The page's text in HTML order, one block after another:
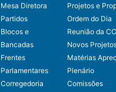
Mesa Diretora
Partidos
Blocos e
Bancadas
Frentes
Parlamentares
Corregedoria
Projetos e
Ordem do Dia
Reunião da
Novos
Matérias
Plenário
Comissões